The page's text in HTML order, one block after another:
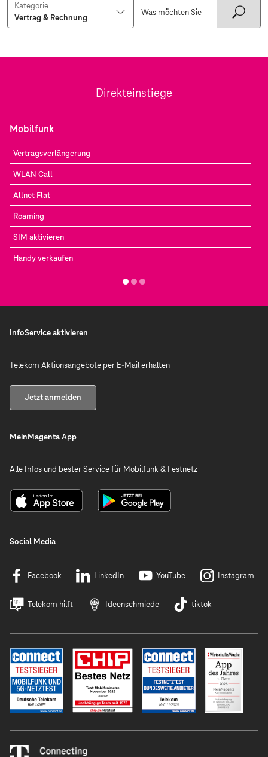
Kategorie
Direkteinstiege
Mobilfunk
Vertragsverlängerung
WLAN Call
Allnet Flat
Roaming
SIM aktivieren
Handy verkaufen
InfoService aktivieren
Telekom Aktionsangebote per E-Mail erhalten
Jetzt anmelden
MeinMagenta App
Alle Infos und bester Service für Mobilfunk & Festnetz
Social Media
Facebook LinkedIn YouTube Instagram
Telekom hilft Ideenschmiede tiktok